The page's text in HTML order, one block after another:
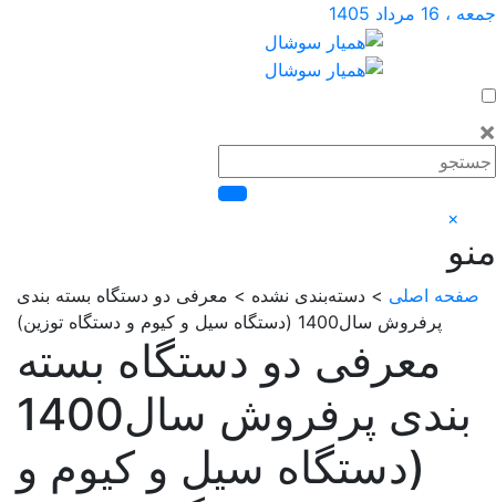
1405
اصلی> دسته‌بندی نشده > معرفی دو دستگاه بسته بندی
پرفروش سال1400 (دستگاه سیل و کیوم و دستگاه توزین)
معرفی دو دستگاه بسته
بندی پرفروش سال1400
(دستگاه سیل و کیوم و